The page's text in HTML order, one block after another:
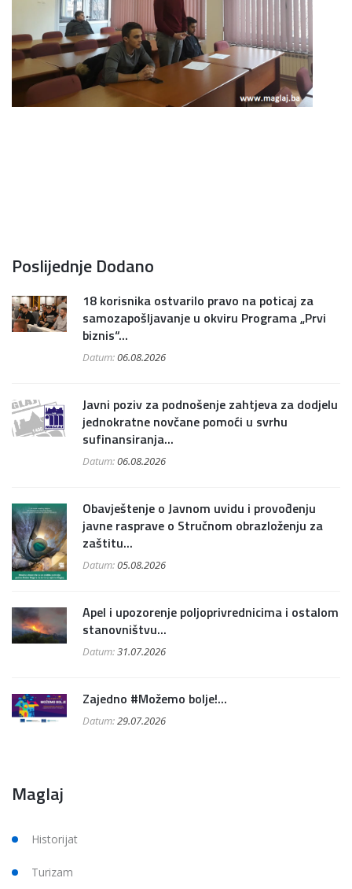
Poslijednje Dodano
18 korisnika ostvarilo pravo na poticaj za
samozapošljavanje u okviru Programa „Prvi
biznis“...
Datum:06.08.2026
Javni poziv za podnošenje zahtjeva za dodjelu
jednokratne novčane pomoći u svrhu
sufinansiranja...
Datum:06.08.2026
Obavještenje o Javnom uvidu i provođenju
javne rasprave o Stručnom obrazloženju za
zaštitu...
Datum:05.08.2026
Apel i upozorenje poljoprivrednicima i ostalom
stanovništvu...
Datum:31.07.2026
Zajedno #Možemo bolje!...
Datum:29.07.2026
Maglaj
Historijat
Turizam